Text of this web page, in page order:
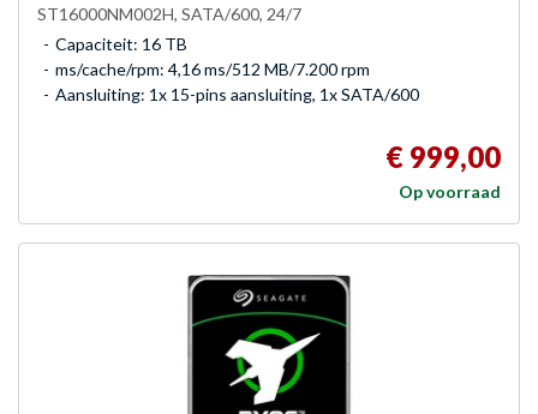
ST16000NM002H, SATA/600, 24/7
Capaciteit: 16 TB
ms/cache/rpm: 4,16 ms/512 MB/7.200 rpm
Aansluiting: 1x 15-pins aansluiting, 1x SATA/600
€ 999,00
Op voorraad